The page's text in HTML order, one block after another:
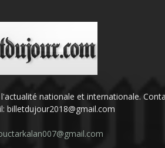
nationale et internationale.
billetdujour2018@gmail.com